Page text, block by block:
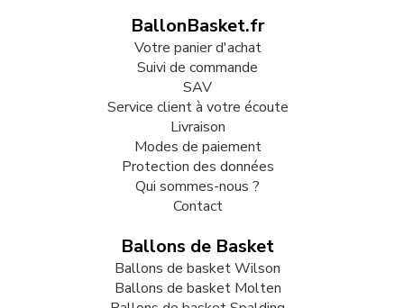
BallonBasket.fr
Votre panier d'achat
Suivi de commande
SAV
Service client à votre écoute
Livraison
Modes de paiement
Protection des données
Qui sommes-nous ?
Contact
Ballons de Basket
Ballons de basket Wilson
Ballons de basket Molten